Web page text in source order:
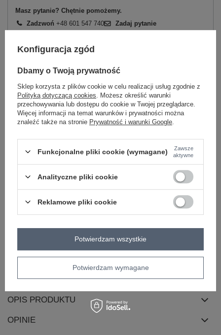
Masz pytanie? Chętnie pomożemy.
Zadzwoń +48 601 547 740 Zadaj pytanie
skład materiału : 100% poliester
Marka
WOOL FASHION ITALIA
typ produktu
ponczo
casual
wzór
dominujący
urozmaicona faktura materiału
materiał
poliester
standardowa
sposób prania
pranie w pralce w 30°C
z podszewką
OPIS PRODUKTU
OPINIE
Konfiguracja zgód
Dbamy o Twoją prywatność
Sklep korzysta z plików cookie w celu realizacji usług zgodnie z
Polityką dotyczącą cookies . Możesz określić warunki
przechowywania lub dostępu do cookie w Twojej przeglądarce.
Więcej informacji na temat warunków i prywatności można
znaleźć także na stronie Prywatność i warunki Google
Funkcjonalne pliki cookie (wymagane)
Zawsze
aktywne
Analityczne pliki cookie
Reklamowe pliki cookie
Potwierdzam wymagane
Potwierdzam wszystkie